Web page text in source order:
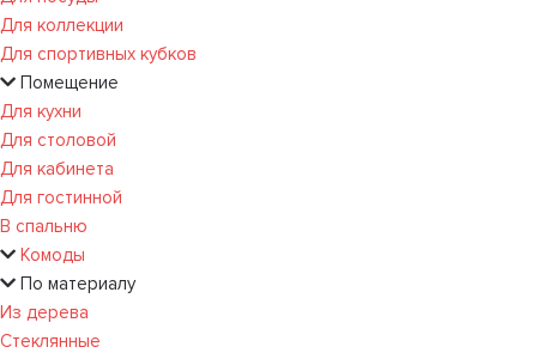
Для коллекции
Для спортивных кубков
Помещение
Для кухни
Для столовой
Для кабинета
Для гостинной
В спальню
Комоды
По материалу
Из дерева
Стеклянные